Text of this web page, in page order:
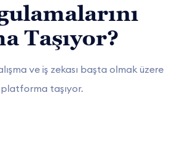
Taşıyor?
ve iş zekası başta olmak üzere
taşıyor.